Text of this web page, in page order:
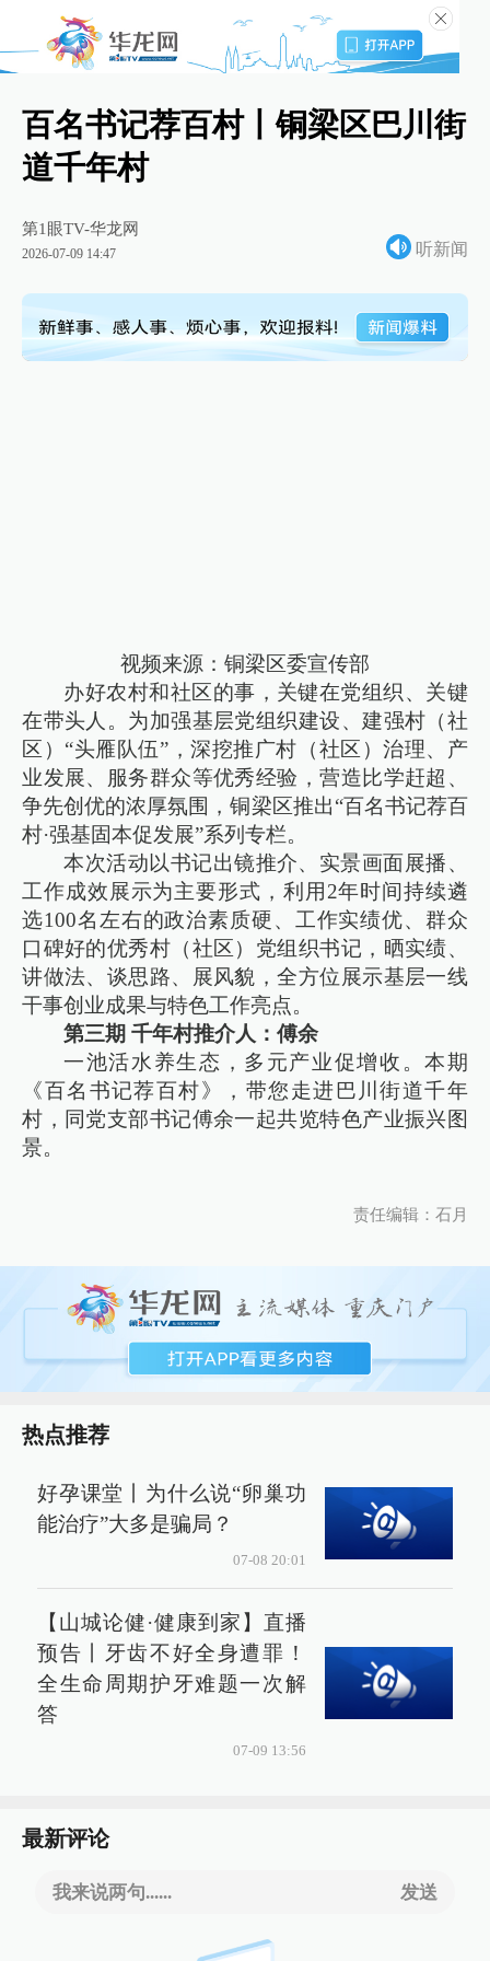
百名书记荐百村丨铜梁区巴川街
道千年村
第1眼TV-华龙网
2026-07-09 14:47 听新闻
视频来源：铜梁区委宣传部
办好农村和社区的事，关键在党组织、关键
在带头人。为加强基层党组织建设、建强村（社
区）“头雁队伍”，深挖推广村（社区）治理、产
业发展、服务群众等优秀经验，营造比学赶超、
争先创优的浓厚氛围，铜梁区推出“百名书记荐百
村·强基固本促发展”系列专栏。
本次活动以书记出镜推介、实景画面展播、
工作成效展示为主要形式，利用2年时间持续遴
选100名左右的政治素质硬、工作实绩优、群众
口碑好的优秀村（社区）党组织书记，晒实绩、
讲做法、谈思路、展风貌，全方位展示基层一线
干事创业成果与特色工作亮点。
第三期 千年村推介人：傅余
一池活水养生态，多元产业促增收。本期
《百名书记荐百村》，带您走进巴川街道千年
村，同党支部书记傅余一起共览特色产业振兴图
景。
责任编辑：石月
热点推荐
好孕课堂丨为什么说“卵巢功
能治疗”大多是骗局？
07-08 20:01
【山城论健·健康到家】直播
预告丨牙齿不好全身遭罪！
全生命周期护牙难题一次解
答
07-09 13:56
最新评论
我来说两句...... 发送